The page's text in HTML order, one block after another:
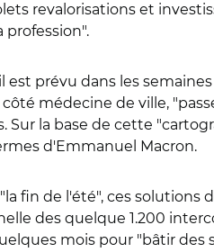
Courriel
revalorisations et
est prévu dans les
médecine de ville,
Sur la base de cette
d'Emmanuel Macron.
fin de l'été", ces solutions
des quelque 1.200
mois pour "bâtir des